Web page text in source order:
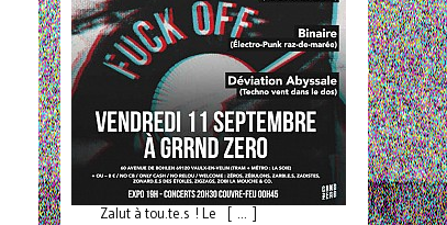
Zalut à tou.te.s ! Le [ ... ]